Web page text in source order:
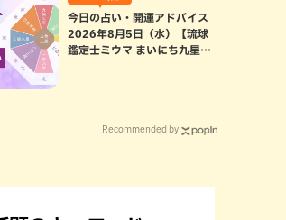
今日の占い・開運アドバイス
2026年8月5日（水）【琉球
鑑定士ミウマ まいにち九星気
Recommended by